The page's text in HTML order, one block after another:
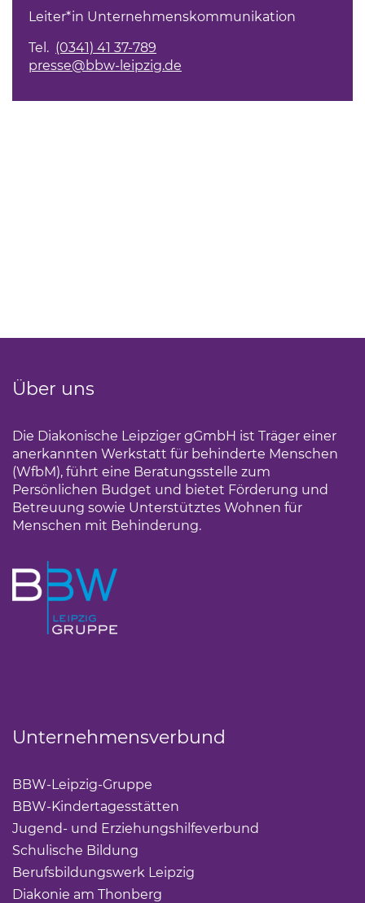
Leiter*in Unternehmenskommunikation
Tel. (0341) 41 37-789
presse@bbw-leipzig.de
Über uns
Die Diakonische Leipziger gGmbH ist Träger einer
anerkannten Werkstatt für behinderte Menschen
(WfbM), führt eine Beratungsstelle zum
Persönlichen Budget und bietet Förderung und
Betreuung sowie Unterstütztes Wohnen für
Menschen mit Behinderung.
Unternehmensverbund
BBW-Leipzig-Gruppe
BBW-Kindertagesstätten
Jugend- und Erziehungshilfeverbund
Schulische Bildung
Berufsbildungswerk Leipzig
Diakonie am Thonberg